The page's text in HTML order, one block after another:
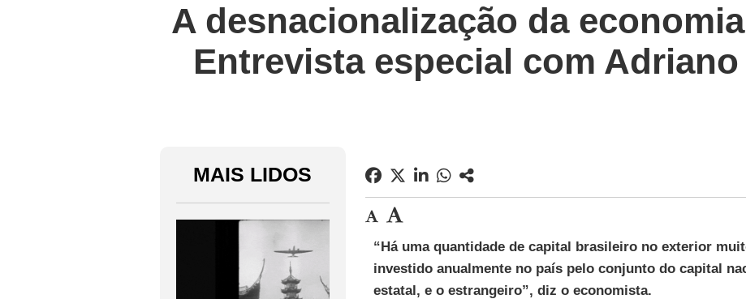
A desnacionalização da
Entrevista especial com
MAIS LIDOS
“Há uma quantidade de capital brasileiro no exterior
investido anualmente no país pelo conjunto do capital
estatal, e o estrangeiro”, diz o economista.